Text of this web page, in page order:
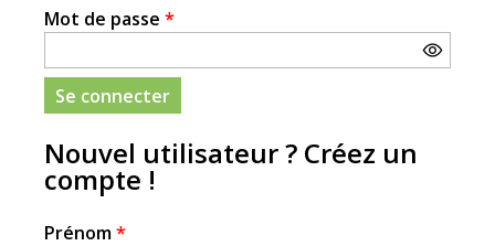
Mot de passe *
Nouvel utilisateur ? Créez un
compte !
Prénom*